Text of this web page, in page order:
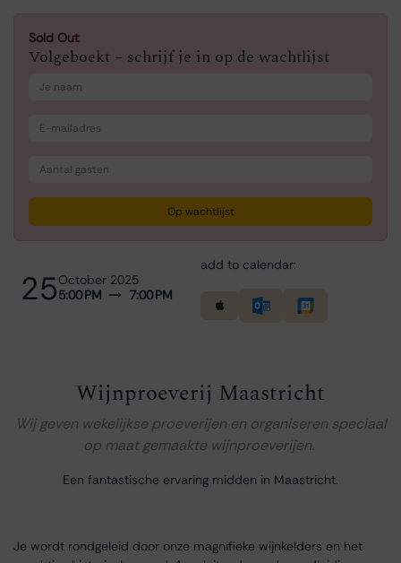
Sold Out
Volgeboekt – schrijf je in op de wachtlijst
Op wachtlijst
25October 2025
5:00 PM
7:00 PM
add to calendar:
Wijnproeverij Maastricht
Wij geven wekelijkse proeverijen en organiseren speciaal
op maat gemaakte wijnproeverijen.
Een fantastische ervaring midden in Maastricht.
Je wordt rondgeleid door onze magnifieke wijnkelders en het